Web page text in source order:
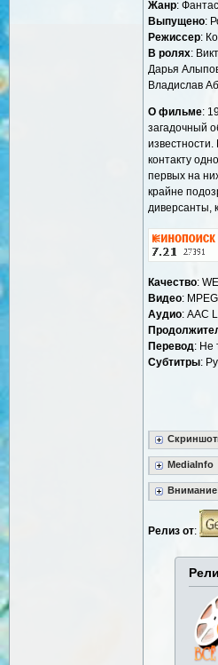
Жанр:
Выпущено:
Режиссер:
В ролях:
Дарья
Владислав
О фильме:
загадочный
контакту
первых на
крайне
диверсанты,
Качество:
Видео:
Аудио: AAC
Перевод: Не
Cубтитры:
MediaInfo
Релиз от: